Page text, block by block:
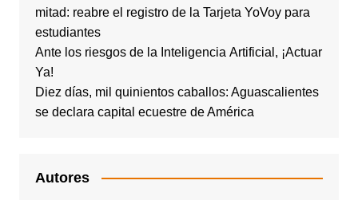
mitad: reabre el registro de la Tarjeta YoVoy para
estudiantes
Ante los riesgos de la Inteligencia Artificial, ¡Actuar
Ya!
Diez días, mil quinientos caballos: Aguascalientes
se declara capital ecuestre de América
Autores